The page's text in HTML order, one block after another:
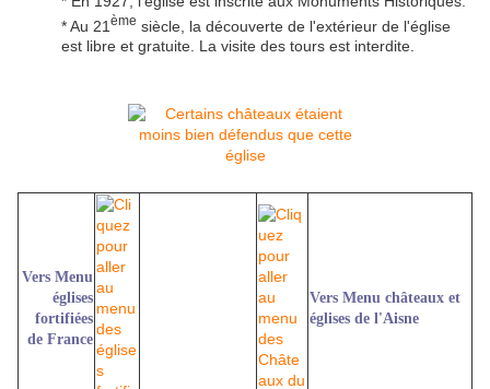
* Au 21 ème siècle, la découverte de l'extérieur de l'église
est libre et gratuite. La visite des tours est interdite.
Vers Menu
églises
fortifiées
de France
Vers Menu châteaux et
églises de l'Aisne